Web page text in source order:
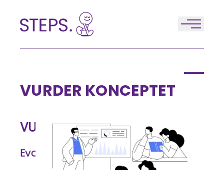
spring navigation over
VURDER KONCEPTET
VURDER KONCEPTET
Evalueringsfasen i STEPS.-projektet.